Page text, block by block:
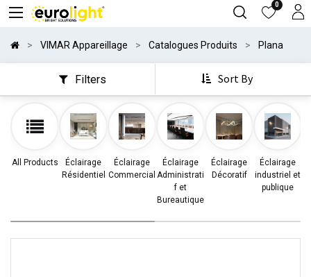
0
VIMAR Appareillage Catalogues Produits Plana
Filters Sort By
All Products
Éclairage
Résidentiel
Éclairage
Commercial
Éclairage
Administrati
f et
Bureautique
Éclairage
Décoratif
Éclairage
industriel et
publique